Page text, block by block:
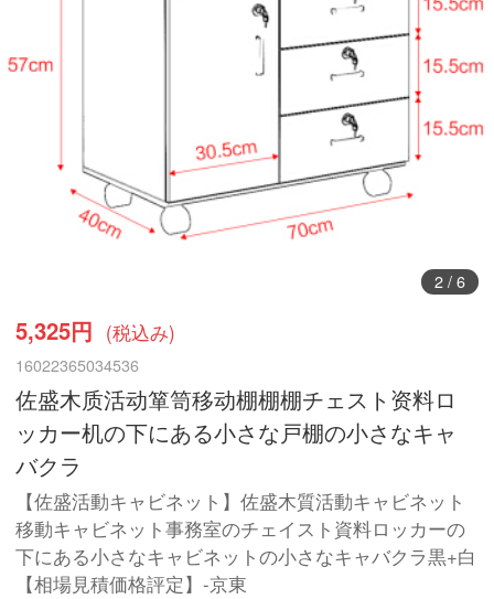
3/ 6
5,325円 (税込み)
16022365034536
佐盛木质活动箪笥移动棚棚棚チェスト资料ロ
ッカー机の下にある小さな戸棚の小さなキャ
バクラ
【佐盛活動キャビネット】佐盛木質活動キャビネット
移動キャビネット事務室のチェイスト資料ロッカーの
下にある小さなキャビネットの小さなキャバクラ黒+白
【相場見積価格評定】-京東